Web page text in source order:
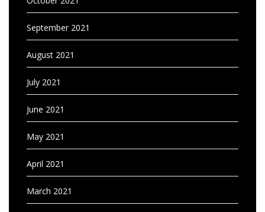
September 2021
August 2021
July 2021
June 2021
May 2021
April 2021
March 2021